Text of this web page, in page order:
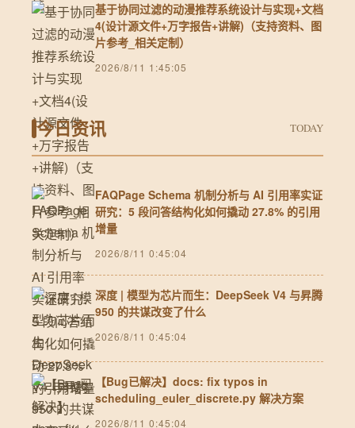
基于协同过滤的动漫推荐系统设计与实现+文档
4(设计源文件+万字报告+讲解)（支持资料、图
片参考_相关定制）
2026/8/11 1:45:05
今日资讯 TODAY
FAQPage Schema 机制分析与 AI 引用率实证
研究：5 段问答结构化如何撬动 27.8% 的引用
增量
2026/8/11 0:45:04
深度 | 模型为芯片而生：DeepSeek V4 与昇腾
950 的共谋改变了什么
2026/8/11 0:45:04
【Bug已解决】docs: fix typos in
scheduling_euler_discrete.py 解决方案
2026/8/11 0:45:04